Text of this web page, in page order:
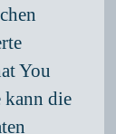
You
kann die